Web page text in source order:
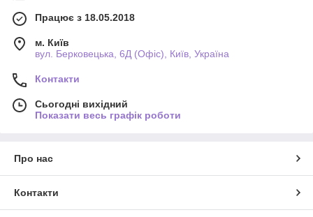
Працює з 18.05.2018
м. Київ
вул. Берковецька, 6Д (Офіс), Київ, Україна
Контакти
Сьогодні вихідний
Показати весь графік роботи
Про нас
Контакти